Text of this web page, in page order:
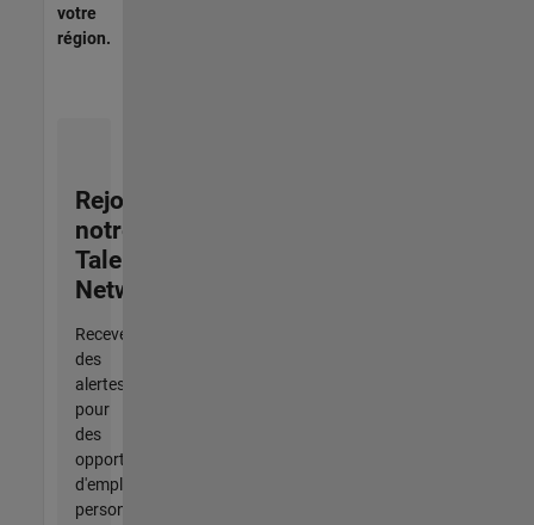
votre
région.
Rejoignez
notre
Talent
Network
Recevez
des
alertes
pour
des
opportunités
d'emploi
personnalisées,